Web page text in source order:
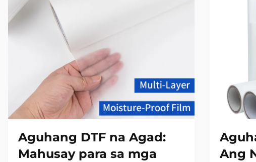
Aguhang DTF na Agad:
Mahusay para sa mga
Ang